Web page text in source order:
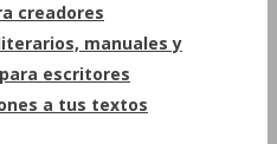
creadores
manuales y
escritores
a tus textos